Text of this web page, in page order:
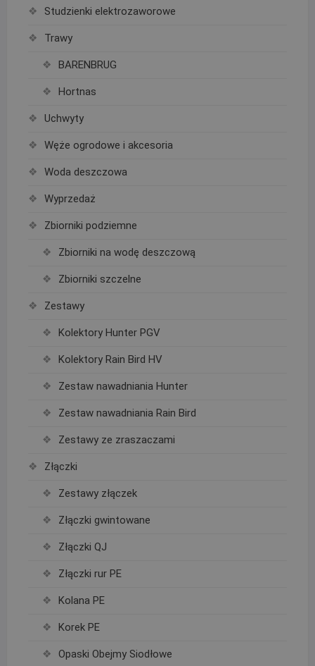
Studzienki elektrozaworowe
Trawy
BARENBRUG
Hortnas
Uchwyty
Węże ogrodowe i akcesoria
Woda deszczowa
Wyprzedaż
Zbiorniki podziemne
Zbiorniki na wodę deszczową
Zbiorniki szczelne
Zestawy
Kolektory Hunter PGV
Kolektory Rain Bird HV
Zestaw nawadniania Hunter
Zestaw nawadniania Rain Bird
Zestawy ze zraszaczami
Złączki
Zestawy złączek
Złączki gwintowane
Złączki QJ
Złączki rur PE
Kolana PE
Korek PE
Opaski Obejmy Siodłowe